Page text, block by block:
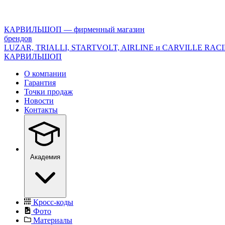
version="1.0"
encoding="utf-
8"?
>
КАРВИЛЬШОП — фирменный магазин
брендов
LUZAR, TRIALLI, STARTVOLT, AIRLINE и CARVILLE
КАРВИЛЬШОП
О компании
Гарантия
Точки продаж
Новости
Контакты
Академия
Кросс-коды
Фото
Материалы